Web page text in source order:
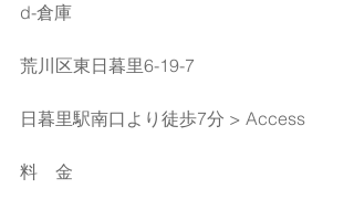
d-倉庫
荒川区東日暮里6-19-7
日暮里駅南口より徒歩7分 > Access
料　金